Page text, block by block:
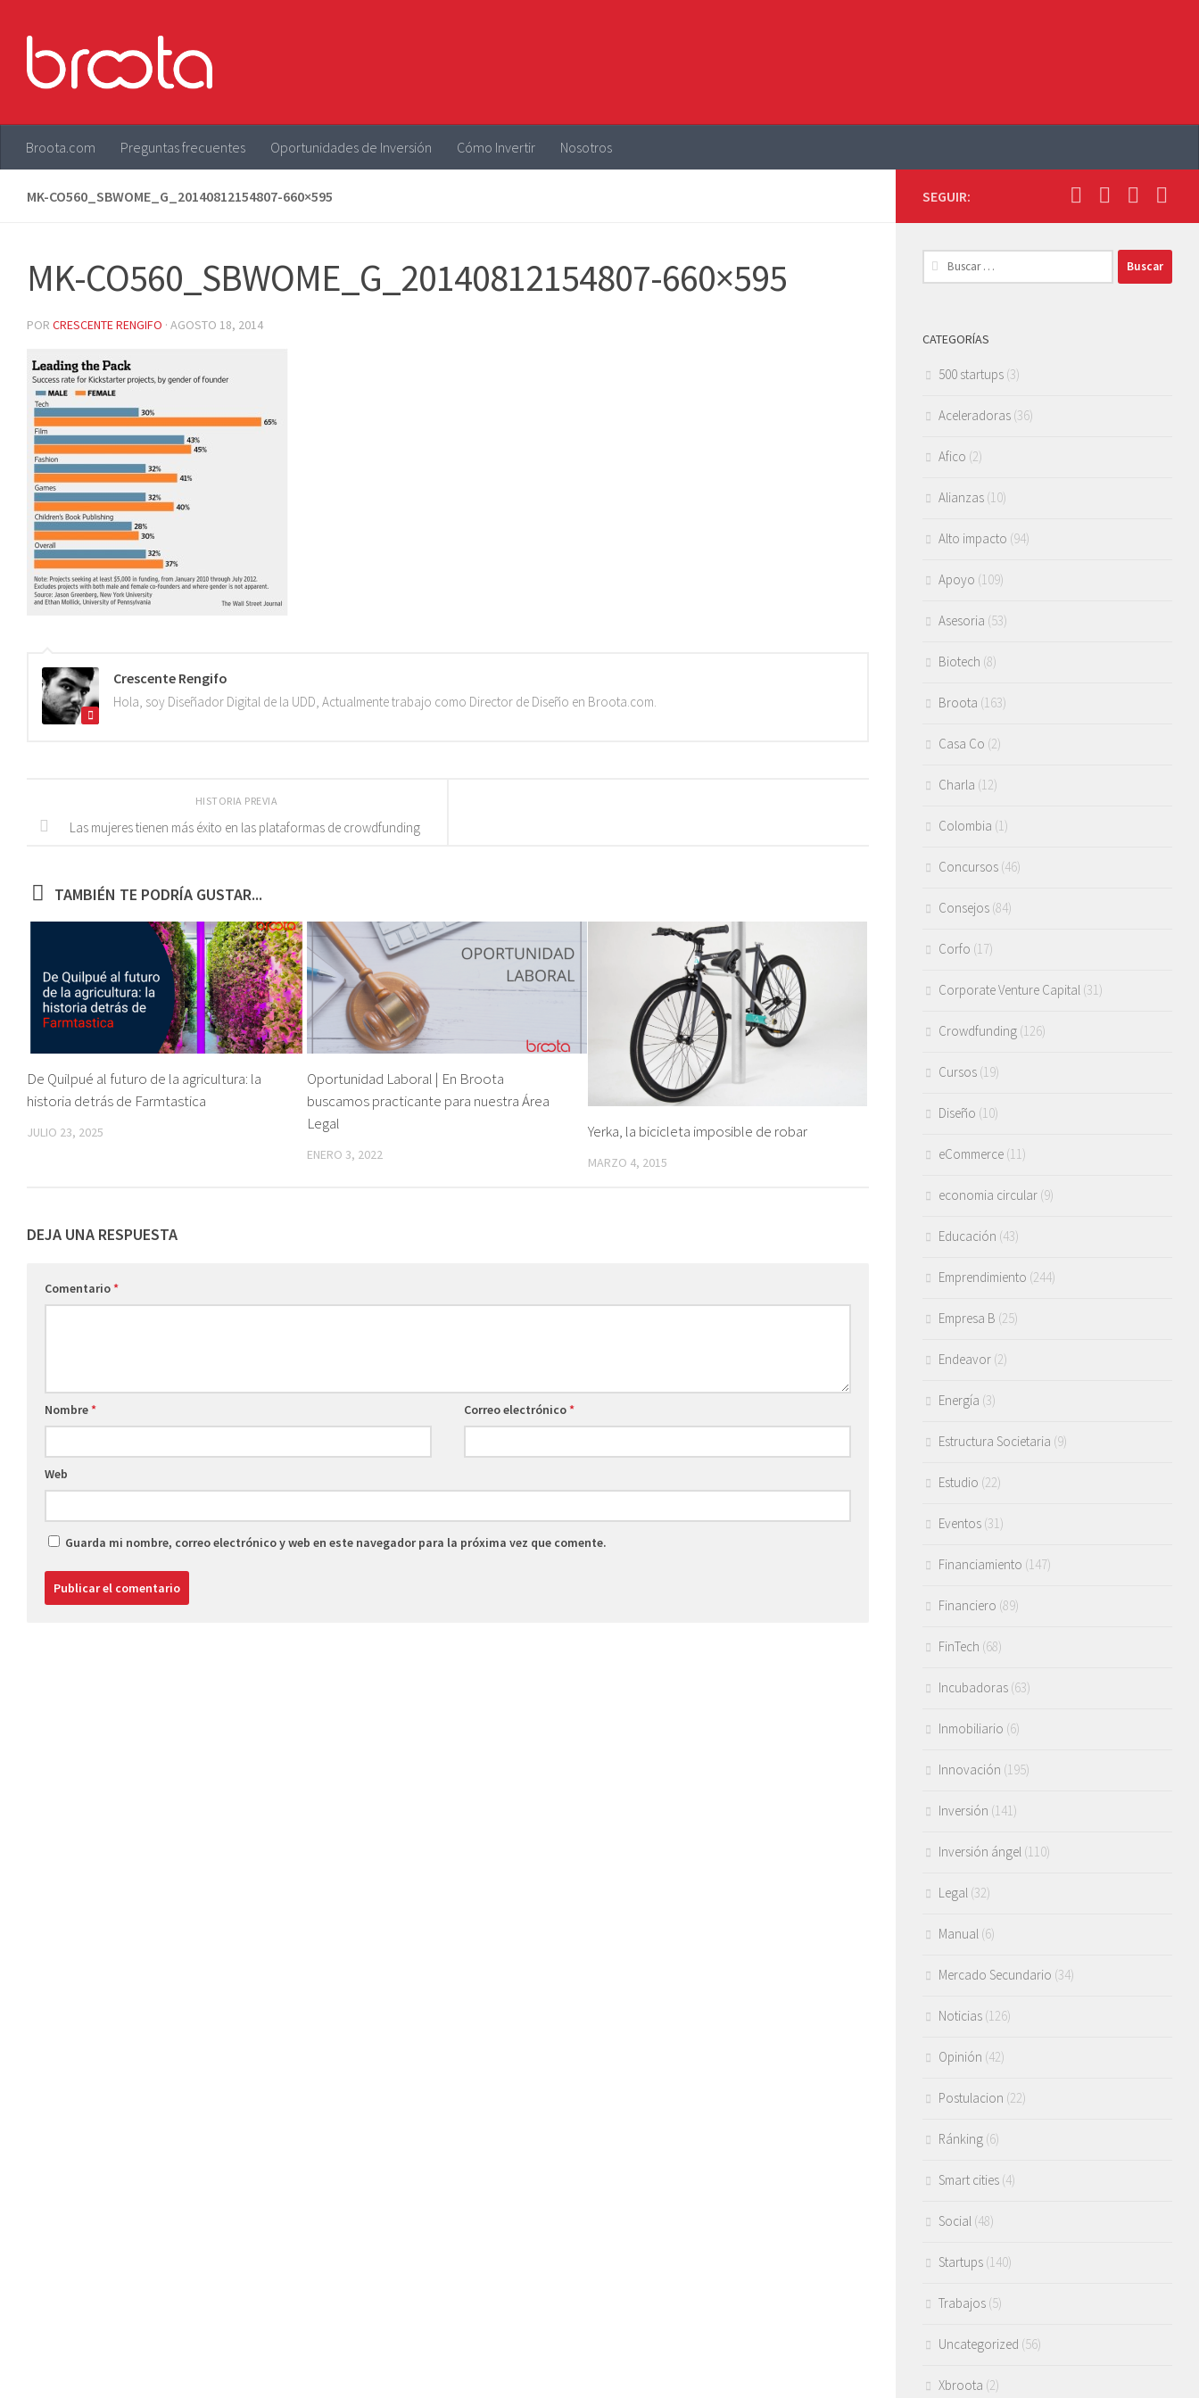
Broota.com Preguntas frecuentes Oportunidades de Inversión Cómo Invertir Nosotros
MK-CO560_SBWOME_G_20140812154807-660×595
MK-CO560_SBWOME_G_20140812154807-660×595
POR CRESCENTE RENGIFO · AGOSTO 18, 2014
Crescente Rengifo
Hola, soy Diseñador Digital de la UDD, Actualmente trabajo como Director de Diseño en Broota.com.
HISTORIA PREVIA
Las mujeres tienen más éxito en las plataformas de crowdfunding
TAMBIÉN TE PODRÍA GUSTAR...
De Quilpué al futuro de la agricultura: la
historia detrás de Farmtastica
JULIO 23, 2025
Oportunidad Laboral | En Broota
buscamos practicante para nuestra Área
Legal
ENERO 3, 2022
Yerka, la bicicleta imposible de robar
MARZO 4, 2015
DEJA UNA RESPUESTA
Comentario*
Nombre* Correo electrónico*
Web
Guarda mi nombre, correo electrónico y web en este navegador para la próxima vez que comente.
SEGUIR:
Buscar:
CATEGORÍAS
500 startups (3)
Aceleradoras (36)
Afico (2)
Alianzas (10)
Alto impacto (94)
Apoyo (109)
Asesoria (53)
Biotech (8)
Broota (163)
Casa Co (2)
Charla (12)
Colombia (1)
Concursos (46)
Consejos (84)
Corfo (17)
Corporate Venture Capital (31)
Crowdfunding (126)
Cursos (19)
Diseño (10)
eCommerce (11)
economia circular (9)
Educación (43)
Emprendimiento (244)
Empresa B (25)
Endeavor (2)
Energía (3)
Estructura Societaria (9)
Estudio (22)
Eventos (31)
Financiamiento (147)
Financiero (89)
FinTech (68)
Incubadoras (63)
Inmobiliario (6)
Innovación (195)
Inversión (141)
Inversión ángel (110)
Legal (32)
Manual (6)
Mercado Secundario (34)
Noticias (126)
Opinión (42)
Postulacion (22)
Ránking (6)
Smart cities (4)
Social (48)
Startups (140)
Trabajos (5)
Uncategorized (56)
Xbroota (2)